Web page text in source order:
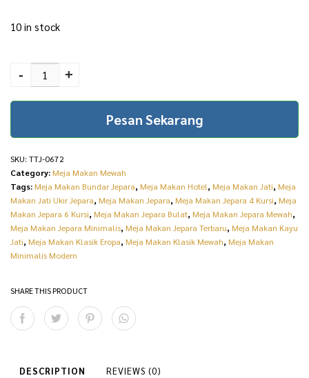
10 in stock
Romanian Empire
Interior Style Luxury
Classic Jepara TTJ-0672
- +
Pesan Sekarang
SKU: TTJ-0672
Category: Meja Makan Mewah
Tags: Meja Makan Bundar Jepara, Meja Makan Hotel, Meja Makan Jati, Meja
Makan Jati Ukir Jepara, Meja Makan Jepara, Meja Makan Jepara 4 Kursi, Meja
Makan Jepara 6 Kursi, Meja Makan Jepara Bulat, Meja Makan Jepara Mewah,
Meja Makan Jepara Minimalis, Meja Makan Jepara Terbaru, Meja Makan Kayu
Jati, Meja Makan Klasik Eropa, Meja Makan Klasik Mewah, Meja Makan
Minimalis Modern
SHARE THIS PRODUCT
DESCRIPTION REVIEWS (0)